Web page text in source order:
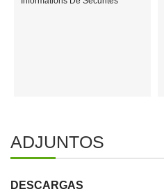
ADJUNTOS
DESCARGAS